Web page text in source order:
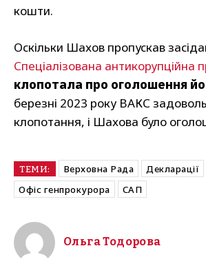
кошти.
Оскільки Шахов пропускав
Спеціалізована антикорупційна
клопотала про оголошення
березні 2023 року ВАКС
клопотання, і Шахова було
ТЕМИ: Верховна Рада Декларації
Офіс генпрокурора
САП
Ольга Тодорова